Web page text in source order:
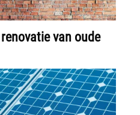
van oude